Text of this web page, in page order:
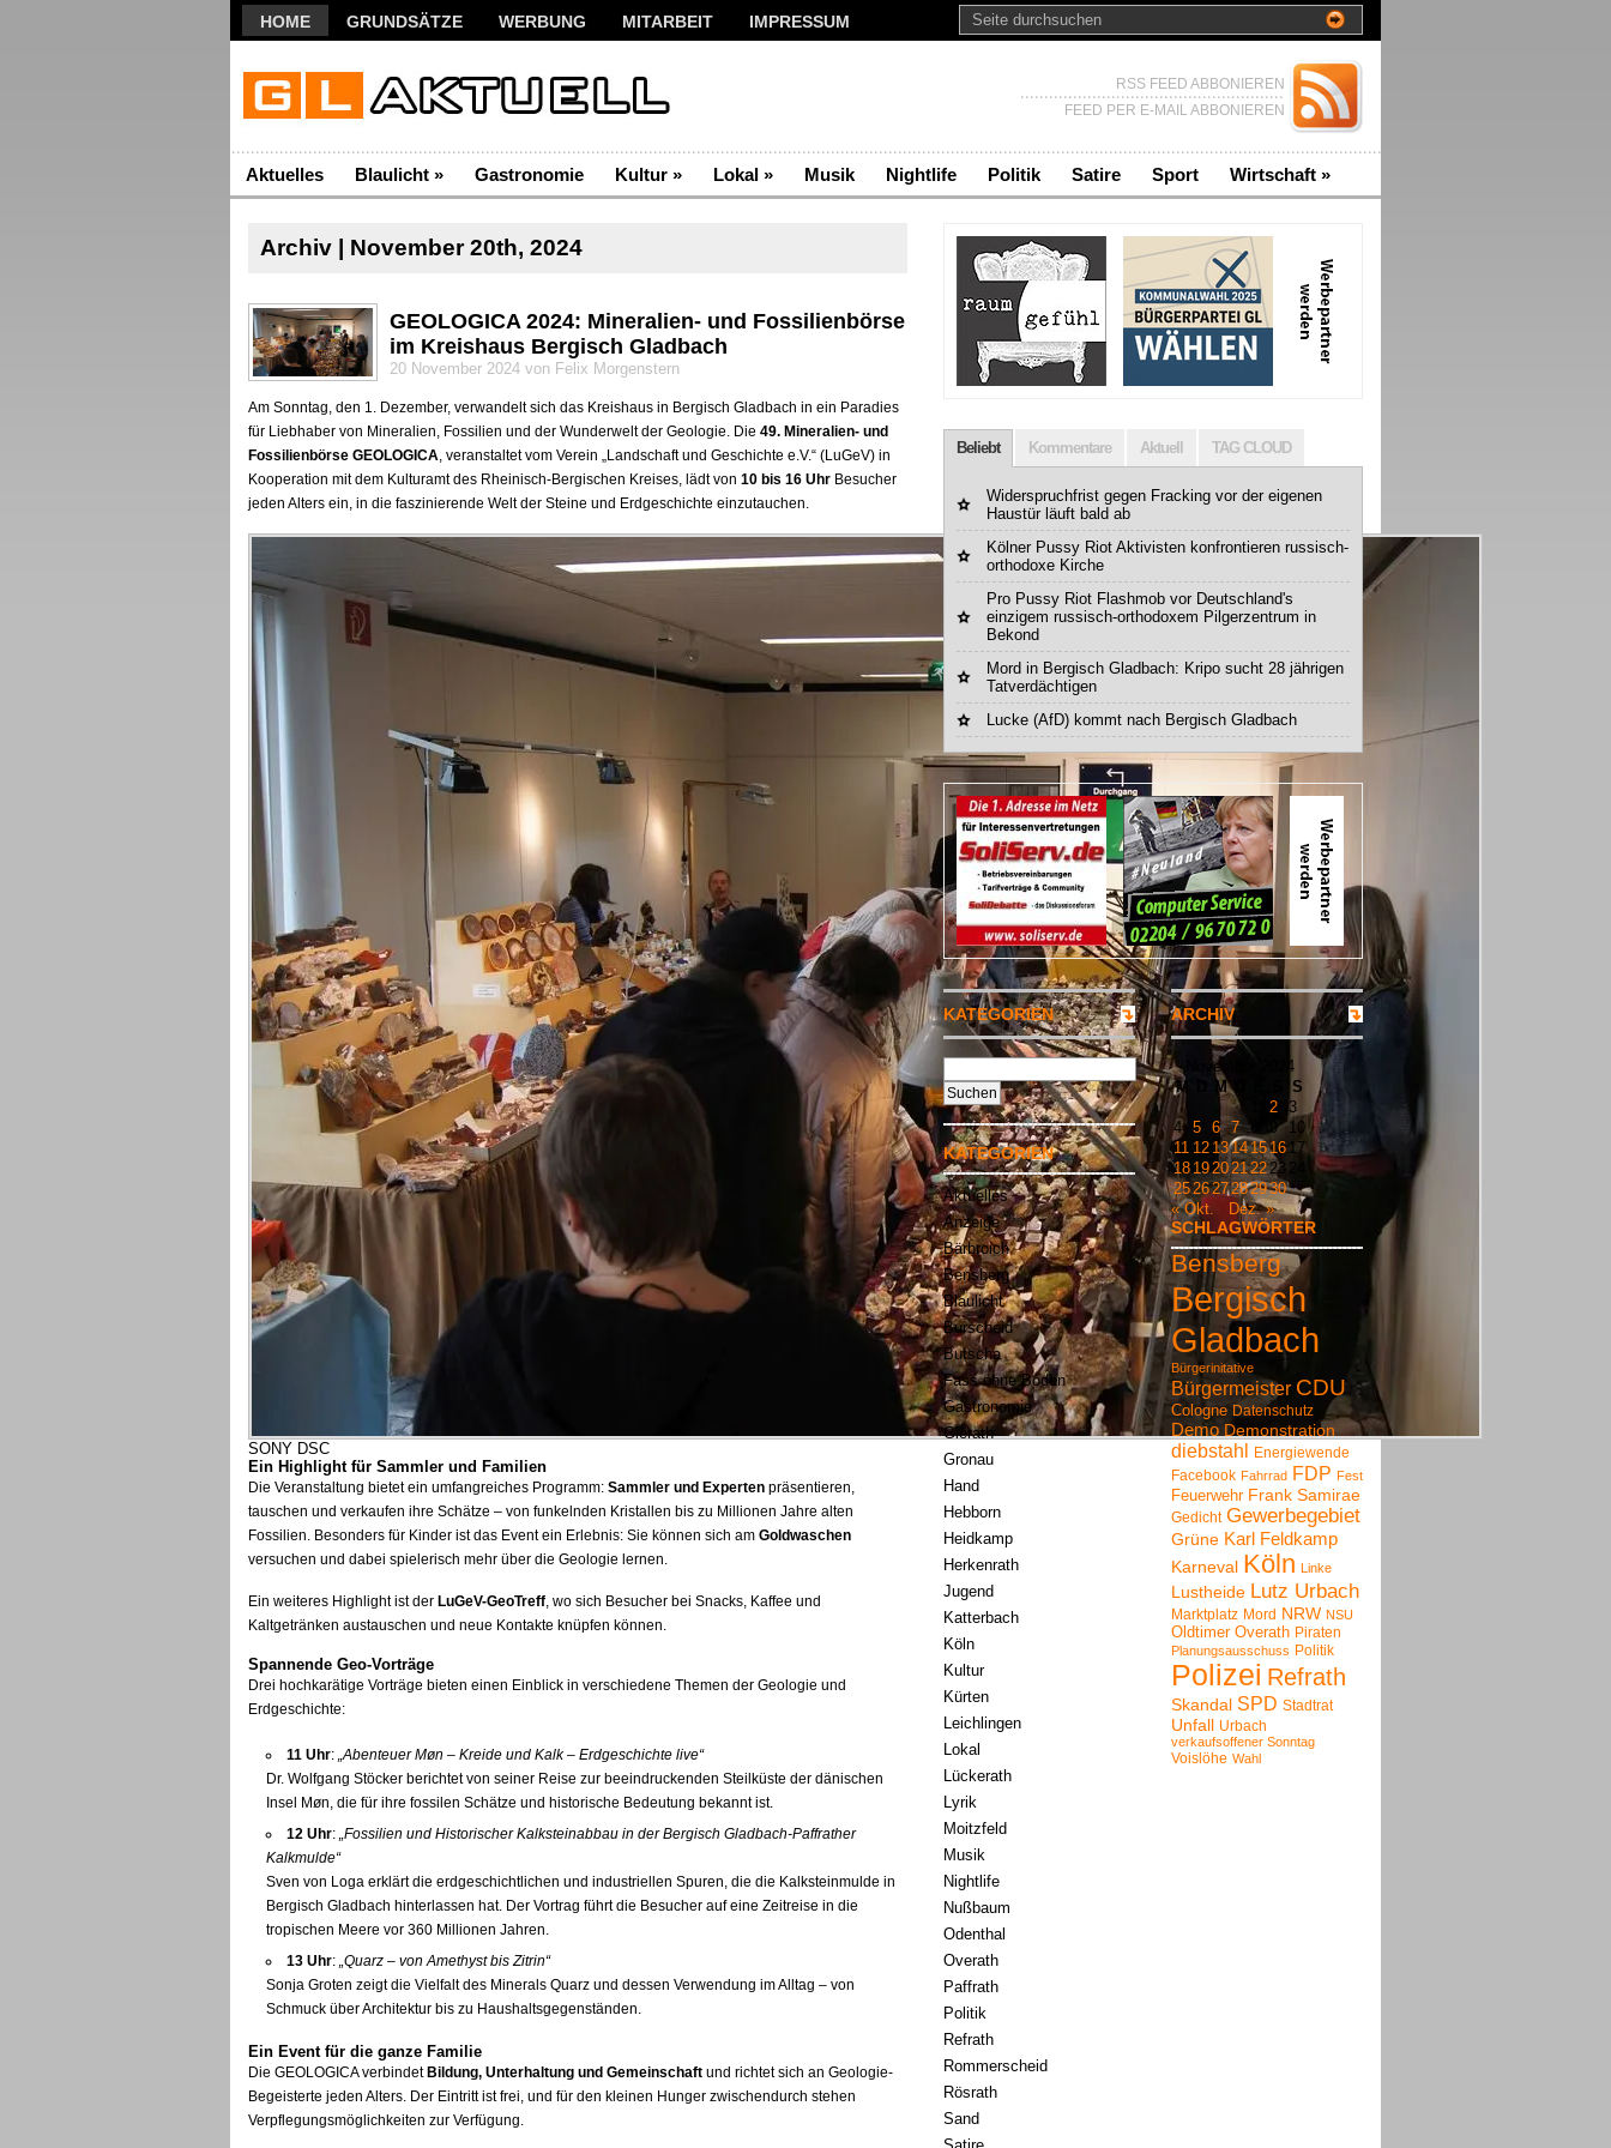
HOME GRUNDSÄTZE WERBUNG MITARBEIT IMPRESSUM
RSS FEED ABBONIEREN
FEED PER E-MAIL ABBONIEREN
Aktuelles Blaulicht » Gastronomie Kultur » Lokal » Musik Nightlife Politik Satire Sport Wirtschaft »
Archiv | November 20th, 2024
GEOLOGICA 2024: Mineralien- und Fossilienbörse
im Kreishaus Bergisch Gladbach
20 November 2024 von Felix Morgenstern
Am Sonntag, den 1. Dezember, verwandelt sich das Kreishaus in Bergisch Gladbach in ein Paradies
für Liebhaber von Mineralien, Fossilien und der Wunderwelt der Geologie. Die 49. Mineralien- und
Fossilienbörse GEOLOGICA, veranstaltet vom Verein „Landschaft und Geschichte e.V.“ (LuGeV) in
Kooperation mit dem Kulturamt des Rheinisch-Bergischen Kreises, lädt von 10 bis 16 Uhr Besucher
jeden Alters ein, in die faszinierende Welt der Steine und Erdgeschichte einzutauchen.
SONY DSC
Ein Highlight für Sammler und Familien
Die Veranstaltung bietet ein umfangreiches Programm: Sammler und Experten präsentieren,
tauschen und verkaufen ihre Schätze – von funkelnden Kristallen bis zu Millionen Jahre alten
Fossilien. Besonders für Kinder ist das Event ein Erlebnis: Sie können sich am Goldwaschen
versuchen und dabei spielerisch mehr über die Geologie lernen.
Ein weiteres Highlight ist der LuGeV-GeoTreff, wo sich Besucher bei Snacks, Kaffee und
Kaltgetränken austauschen und neue Kontakte knüpfen können.
Spannende Geo-Vorträge
Drei hochkarätige Vorträge bieten einen Einblick in verschiedene Themen der Geologie und
Erdgeschichte:
11 Uhr: „Abenteuer Møn – Kreide und Kalk – Erdgeschichte live“
Dr. Wolfgang Stöcker berichtet von seiner Reise zur beeindruckenden Steilküste der dänischen
Insel Møn, die für ihre fossilen Schätze und historische Bedeutung bekannt ist.
12 Uhr: „Fossilien und Historischer Kalksteinabbau in der Bergisch Gladbach-Paffrather
Kalkmulde“
Sven von Loga erklärt die erdgeschichtlichen und industriellen Spuren, die die Kalksteinmulde in
Bergisch Gladbach hinterlassen hat. Der Vortrag führt die Besucher auf eine Zeitreise in die
tropischen Meere vor 360 Millionen Jahren.
13 Uhr: „Quarz – von Amethyst bis Zitrin“
Sonja Groten zeigt die Vielfalt des Minerals Quarz und dessen Verwendung im Alltag – von
Schmuck über Architektur bis zu Haushaltsgegenständen.
Ein Event für die ganze Familie
Die GEOLOGICA verbindet Bildung, Unterhaltung und Gemeinschaft und richtet sich an Geologie-
Begeisterte jeden Alters. Der Eintritt ist frei, und für den kleinen Hunger zwischendurch stehen
Verpflegungsmöglichkeiten zur Verfügung.
Beliebt Kommentare Aktuell TAG CLOUD
Widerspruchfrist gegen Fracking vor der eigenen
Haustür läuft bald ab
Kölner Pussy Riot Aktivisten konfrontieren russisch-
orthodoxe Kirche
Pro Pussy Riot Flashmob vor Deutschland's
einzigem russisch-orthodoxem Pilgerzentrum in
Bekond
Mord in Bergisch Gladbach: Kripo sucht 28 jährigen
Tatverdächtigen
Lucke (AfD) kommt nach Bergisch Gladbach
KATEGORIEN
nach:
KATEGORIEN
Aktuelles
Anzeige
Bärbroich
Bensberg
Blaulicht
Burscheid
Butscha
Fass ohne Boden
Gastronomie
Gierath
Gronau
Hand
Hebborn
Heidkamp
Herkenrath
Jugend
Katterbach
Köln
Kultur
Kürten
Leichlingen
Lokal
Lückerath
Lyrik
Moitzfeld
Musik
Nightlife
Nußbaum
Odenthal
Overath
Paffrath
Politik
Refrath
Rommerscheid
Rösrath
Sand
ARCHIV
November 2024
M
M D
S
2
3
4 5 6 7 8 9
10
11 12 13141516 17
18 1920212223
252627282930
« Okt.
Dez. »
SCHLAGWÖRTER
Bensberg
Bergisch
Gladbach
Bürgerinitative
Bürgermeister CDU
Cologne Datenschutz
Demo Demonstration
diebstahl Energiewende
Facebook Fahrrad FDP Fest
Feuerwehr Frank Samirae
Gedicht Gewerbegebiet
Grüne Karl Feldkamp
Karneval Köln Linke
Lustheide Lutz Urbach
Marktplatz Mord NRW NSU
Oldtimer Overath Piraten
Planungsausschuss Politik
Polizei Refrath
Skandal SPD Stadtrat
Unfall Urbach
verkaufsoffener Sonntag
Voislöhe Wahl